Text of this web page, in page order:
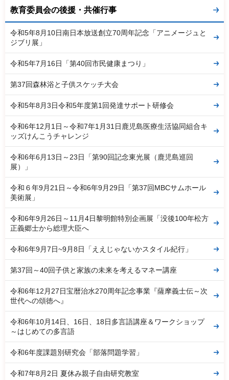
教育委員会の後援・共催行事
令和5年8月10日南日本放送創立70周年記念「アニメージュと
ジブリ展」
令和5年7月16日「第40回市民健康まつり」
第37回森林浴と子供スケッチ大会
令和5年8月3日令和5年度第1回発達サポート研修会
令和6年12月1日～令和7年1月31日鹿児島医療生活協同組合キ
ッズけんこうチャレンジ
令和6年6月13日～23日「第90回記念東光展（鹿児島巡回
展）」
令和６年9月21日～令和6年9月29日「第37回MBCサムホール
美術展」
令和6年9月26日～11月4日黎明館特別企画展「没後100年松方
正義郷士から総理大臣へ
令和6年9月7日~9月8日「ええじゃないかスタイル紀行」
第37回～40回子供と家族の未来を考えるマネー講座
令和6年12月27日宝暦治水270周年記念事業『薩摩義士伝～次
世代への頌徳へ』
令和6年10月14日、16日、18日多言語講座＆ワークショップ
～はじめての多言語
令和6年度課題別研究会「部落問題学習」
令和7年8月2日 夏休み親子自由研究教室